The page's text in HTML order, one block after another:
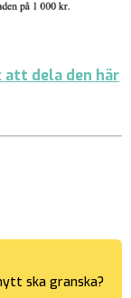
dela den här
ska granska?